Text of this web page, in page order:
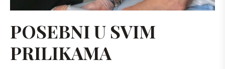
POSEBNI U SVIM
PRILIKAMA